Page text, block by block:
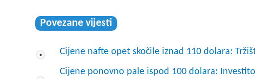
Povezane vijesti
Cijene nafte opet skočile iznad 110 dolara:
Cijene ponovno pale ispod 100 dolara: